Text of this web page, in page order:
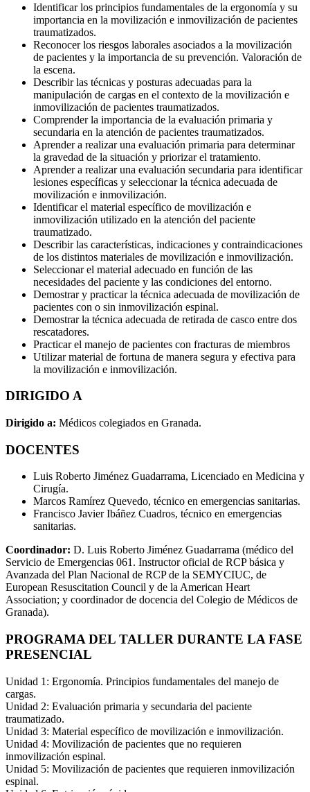
Identificar los principios fundamentales de la ergonomía y su
importancia en la movilización e inmovilización de pacientes
traumatizados.
Reconocer los riesgos laborales asociados a la movilización
de pacientes y la importancia de su prevención. Valoración de
la escena.
Describir las técnicas y posturas adecuadas para la
manipulación de cargas en el contexto de la movilización e
inmovilización de pacientes traumatizados.
Comprender la importancia de la evaluación primaria y
secundaria en la atención de pacientes traumatizados.
Aprender a realizar una evaluación primaria para determinar
la gravedad de la situación y priorizar el tratamiento.
Aprender a realizar una evaluación secundaria para identificar
lesiones específicas y seleccionar la técnica adecuada de
movilización e inmovilización.
Identificar el material específico de movilización e
inmovilización utilizado en la atención del paciente
traumatizado.
Describir las características, indicaciones y contraindicaciones
de los distintos materiales de movilización e inmovilización.
Seleccionar el material adecuado en función de las
necesidades del paciente y las condiciones del entorno.
Demostrar y practicar la técnica adecuada de movilización de
pacientes con o sin inmovilización espinal.
Demostrar la técnica adecuada de retirada de casco entre dos
rescatadores.
Practicar el manejo de pacientes con fracturas de miembros
Utilizar material de fortuna de manera segura y efectiva para
la movilización e inmovilización.
DIRIGIDO A
Dirigido a: Médicos colegiados en Granada.
DOCENTES
Luis Roberto Jiménez Guadarrama, Licenciado en Medicina y
Cirugía.
Marcos Ramírez Quevedo, técnico en emergencias sanitarias.
Francisco Javier Ibáñez Cuadros, técnico en emergencias
sanitarias.
Coordinador: D. Luis Roberto Jiménez Guadarrama (médico del
Servicio de Emergencias 061. Instructor oficial de RCP básica y
Avanzada del Plan Nacional de RCP de la SEMYCIUC, de
European Resuscitation Council y de la American Heart
Association; y coordinador de docencia del Colegio de Médicos de
Granada).
PROGRAMA DEL TALLER DURANTE LA FASE
PRESENCIAL
Unidad 1: Ergonomía. Principios fundamentales del manejo de
cargas.
Unidad 2: Evaluación primaria y secundaria del paciente
traumatizado.
Unidad 3: Material específico de movilización e inmovilización.
Unidad 4: Movilización de pacientes que no requieren
inmovilización espinal.
Unidad 5: Movilización de pacientes que requieren inmovilización
espinal.